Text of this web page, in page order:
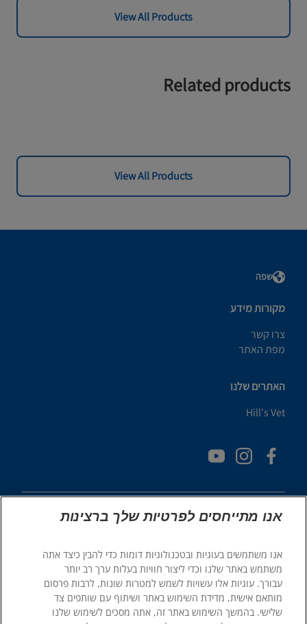
View All Products
Related products
View All Products
שפה
מקורות מידע
צרו קשר
מפת האתר
האתרים שלנו
Hill's Vet
© 2025 Hill's Pet Nutrition, Inc.
כֹּל הַזְכוּיוֹת שְׁמוּרוֹת.
כפי שמשתמשים בו כאן, מציין סטטוס של סימן מסחרי רשום בארה"ב
בלבד; סטטוס הרישום באזורים גיאוגרפיים אחרים עשוי להיות שונה.
השימוש שלך באתר זה כפוף לתנאים שלנו.
אנו מתייחסים לפרטיות שלך ברצינות
אנו משתמשים בעוגיות ובטכנולוגיות דומות כדי להבין כיצד אתה
משתמש באתר שלנו וכדי ליצור חוויות בעלות ערך רב יותר
עבורך. עוגיות אלו עשויות לשמש למטרות שונות, לרבות פרסום
מותאם אישית, מדידת השימוש באתר ושיתוף עם שותפים צד
שלישי. בהמשך השימוש באתר זה, אתה מסכים לשימוש שלנו